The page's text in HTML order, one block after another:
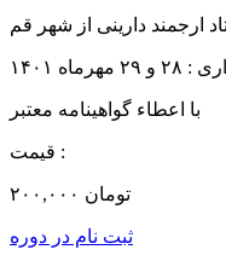
ارجمند دارینی از شهر قم
۱۴۰۱
با اعطاء گواهینامه معتبر
قیمت :
۲۰۰,۰۰۰ تومان
ثبت نام در دوره